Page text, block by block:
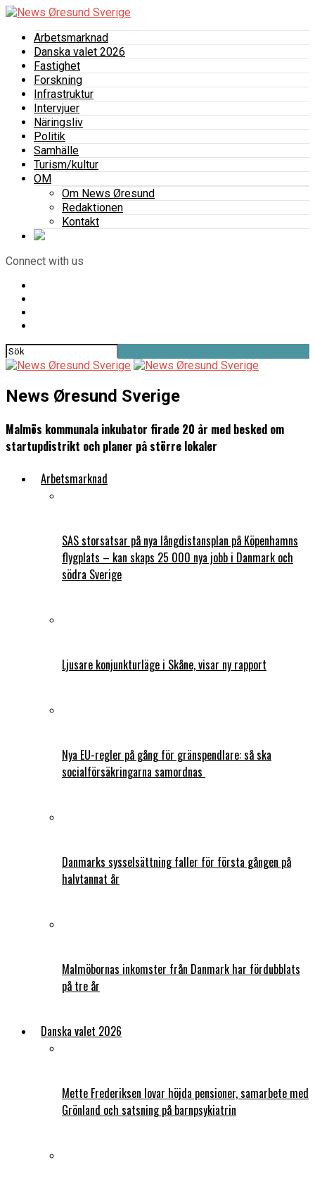
Arbetsmarknad
Danska valet 2026
Fastighet
Forskning
Infrastruktur
Intervjuer
Näringsliv
Politik
Samhälle
Turism/kultur
OM
Om News Øresund
Redaktionen
Kontakt
Connect with us
News Øresund Sverige
Malmös kommunala inkubator firade 20 år med besked om
startupdistrikt och planer på större lokaler
Arbetsmarknad
SAS storsatsar på nya långdistansplan på Köpenhamns
flygplats – kan skaps 25 000 nya jobb i Danmark och
södra Sverige
Ljusare konjunkturläge i Skåne, visar ny rapport
Nya EU-regler på gång för gränspendlare: så ska
socialförsäkringarna samordnas
Danmarks sysselsättning faller för första gången på
halvtannat år
Malmöbornas inkomster från Danmark har fördubblats
på tre år
Danska valet 2026
Mette Frederiksen lovar höjda pensioner, samarbete med
Grönland och satsning på barnpsykiatrin